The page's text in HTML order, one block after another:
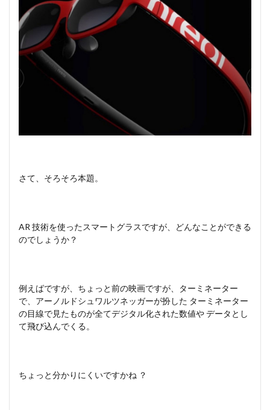
さて、そろそろ本題。
AR 技術を使ったスマートグラスですが、どんなことができる
のでしょうか？
例えばですが、ちょっと前の映画ですが、ターミネーター
で、アーノルドシュワルツネッガーが扮した ターミネーター
の目線で見たものが全てデジタル化された数値や データとし
て飛び込んでくる。
ちょっと分かりにくいですかね ？